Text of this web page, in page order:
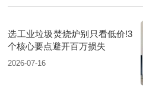
选工业垃圾焚烧炉别只看低价!3
个核心要点避开百万损失
2026-07-16